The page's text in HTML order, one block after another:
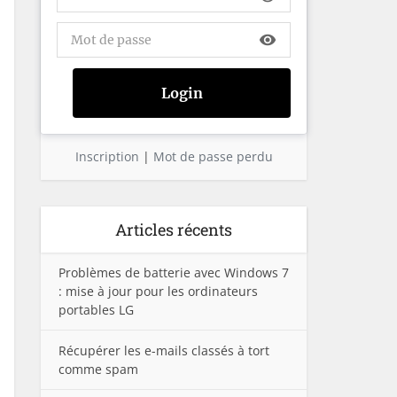
visibility
Inscription | Mot de passe perdu
Articles récents
Problèmes de batterie avec Windows 7
: mise à jour pour les ordinateurs
portables LG
Récupérer les e-mails classés à tort
comme spam